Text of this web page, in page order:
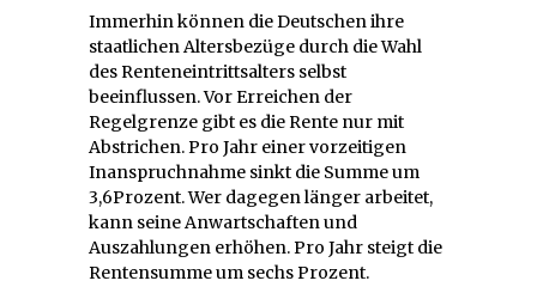
Immerhin können die Deutschen ihre
staatlichen Altersbezüge durch die Wahl
des Renteneintrittsalters selbst
beeinflussen. Vor Erreichen der
Regelgrenze gibt es die Rente nur mit
Abstrichen. Pro Jahr einer vorzeitigen
Inanspruchnahme sinkt die Summe um
3,6Prozent. Wer dagegen länger arbeitet,
kann seine Anwartschaften und
Auszahlungen erhöhen. Pro Jahr steigt die
Rentensumme um sechs Prozent.